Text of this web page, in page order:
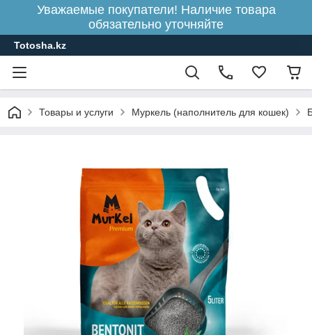
Уважаемые покупатели! Наличие товара
обязательно уточняйте
Totosha.kz
Товары и услуги Муркель (наполнитель для кошек)